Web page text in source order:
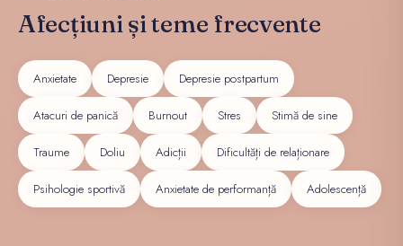
Afecțiuni și teme frecvente
Anxietate Depresie Depresie postpartum
Atacuri de panică Burnout Stres Stimă de sine
Traume Doliu Adicții Dificultăți de relaționare
Psihologie sportivă Anxietate de performanță Adolescență